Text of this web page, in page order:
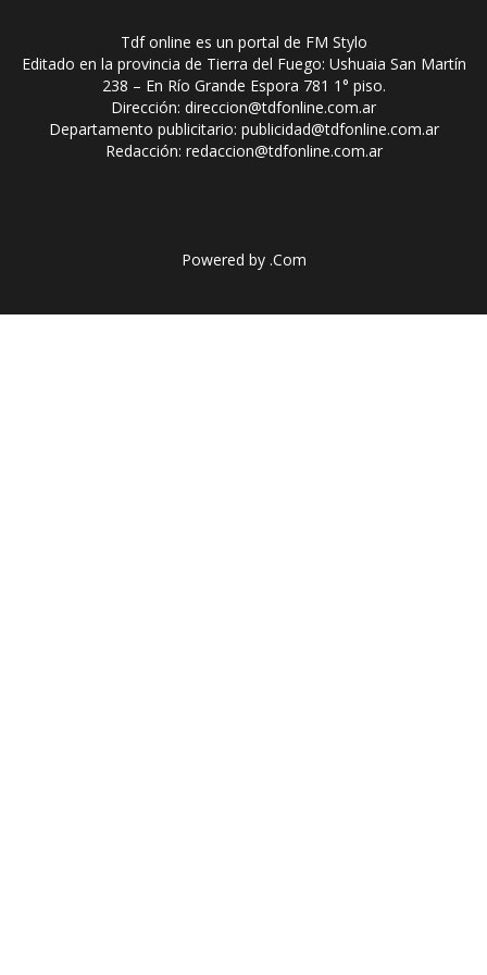
Tdf online es un portal de FM Stylo
Editado en la provincia de Tierra del Fuego: Ushuaia San Martín
238 – En Río Grande Espora 781 1° piso.
Dirección: direccion@tdfonline.com.ar
Departamento publicitario: publicidad@tdfonline.com.ar
Redacción: redaccion@tdfonline.com.ar
Powered by .Com